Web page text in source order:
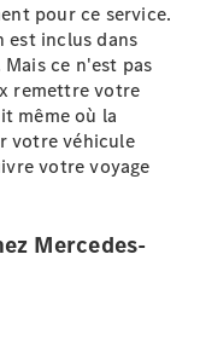
pour ce service.
est inclus dans
Mais ce n'est pas
remettre votre
même où la
votre véhicule
votre voyage
Mercedes-